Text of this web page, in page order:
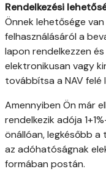
Rendelkezési
Önnek lehetősége
felhasználásáról a
lapon rendelkezzen
elektronikusan vagy
továbbítsa a NAV
Amennyiben Ön már
rendelkezik adója
önállóan, legkésőbb
az adóhatóságnak
formában postán.